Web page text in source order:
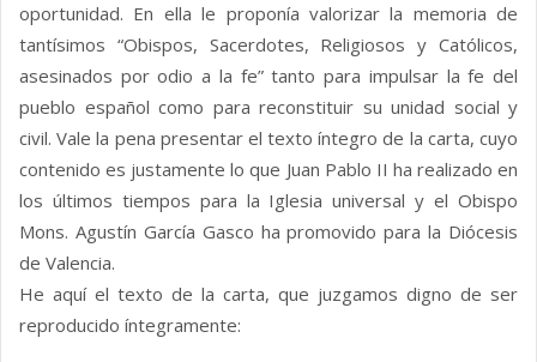
oportunidad. En ella le proponía valorizar la memoria de
tantísimos “Obispos, Sacerdotes, Religiosos y Católicos,
asesinados por odio a la fe” tanto para impulsar la fe del
pueblo español como para reconstituir su unidad social y
civil. Vale la pena presentar el texto íntegro de la carta, cuyo
contenido es justamente lo que Juan Pablo II ha realizado en
los últimos tiempos para la Iglesia universal y el Obispo
Mons. Agustín García Gasco ha promovido para la Diócesis
de Valencia.
He aquí el texto de la carta, que juzgamos digno de ser
reproducido íntegramente: